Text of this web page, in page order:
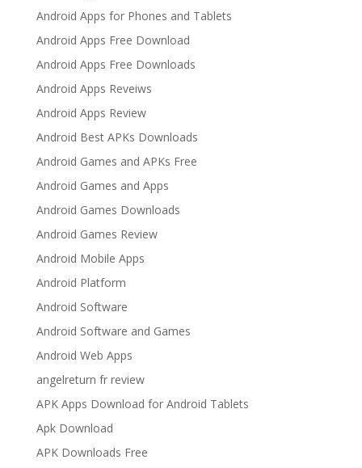
Android Apps for Phones and Tablets
Android Apps Free Download
Android Apps Free Downloads
Android Apps Reveiws
Android Apps Review
Android Best APKs Downloads
Android Games and APKs Free
Android Games and Apps
Android Games Downloads
Android Games Review
Android Mobile Apps
Android Platform
Android Software
Android Software and Games
Android Web Apps
angelreturn fr review
APK Apps Download for Android Tablets
Apk Download
APK Downloads Free